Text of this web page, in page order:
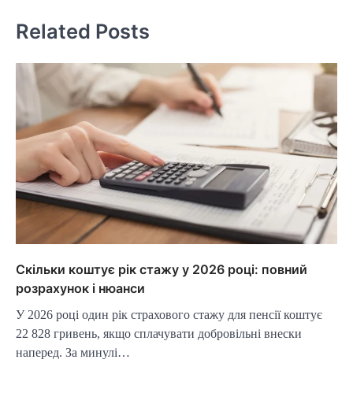
Related Posts
Скільки коштує рік стажу у 2026 році: повний
розрахунок і нюанси
У 2026 році один рік страхового стажу для пенсії коштує
22 828 гривень, якщо сплачувати добровільні внески
наперед. За минулі…